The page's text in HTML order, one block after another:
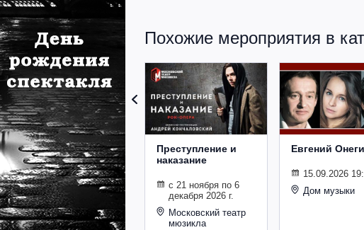
Похожие мероприятия в
Преступление и
наказание
с 21 ноября по 6
декабря 2026 г.
Московский театр
мюзикла
Евгений
15.09.2026
Дом музыки